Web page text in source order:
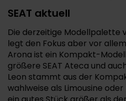
SEAT aktuell
Die derzeitige Modellpalette
legt den Fokus aber vor allem
Arona ist ein Kompakt-
größere SEAT Ateca und
Leon stammt aus der
wahlweise als Limousine